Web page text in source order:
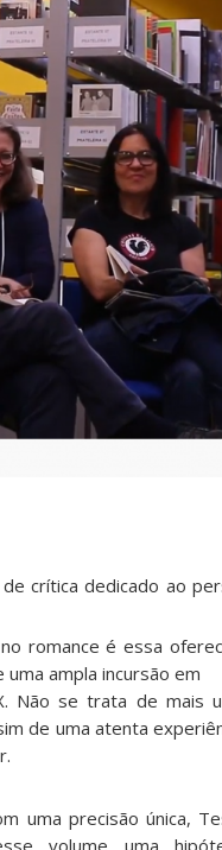
crítica dedicado ao
romance é essa
ampla incursão em
Não se trata de mais
de uma atenta
uma precisão única,